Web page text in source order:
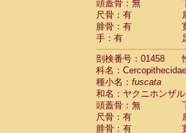
Cebidae
Cebidae
Cebidae
Atelidae
Atelidae
Atelidae
Atelidae
Atelidae
Atelidae
Atelidae
Atelidae
頭蓋骨：無
尺骨：有
腓骨：有
手：有
剖検番号：01458
科名：Cercopithecidae
種小名： fuscata
和名：ヤクニホンザル
頭蓋骨：無
尺骨：有
腓骨：有